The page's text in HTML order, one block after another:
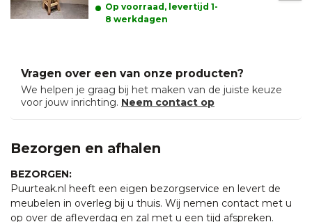
Op voorraad, levertijd 1-
8 werkdagen
Vragen over een van onze producten?
We helpen je graag bij het maken van de juiste keuze
voor jouw inrichting. Neem contact op
Bezorgen en afhalen
BEZORGEN:
Puurteak.nl heeft een eigen bezorgservice en levert de
meubelen in overleg bij u thuis. Wij nemen contact met u
op over de afleverdag en zal met u een tijd afspreken.